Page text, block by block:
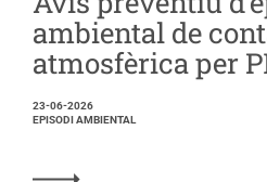
ambiental de
atmosfèrica per
23-06-2026
EPISODI AMBIENTAL